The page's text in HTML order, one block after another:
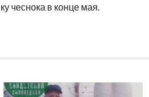
чеснока в конце мая.